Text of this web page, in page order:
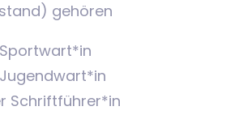
gehören
Schriftführer*in